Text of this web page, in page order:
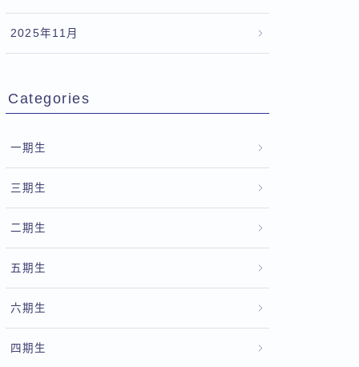
2025年11月
Categories
一期生
三期生
二期生
五期生
六期生
四期生